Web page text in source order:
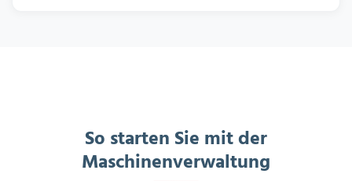
So starten Sie mit der
Maschinenverwaltung